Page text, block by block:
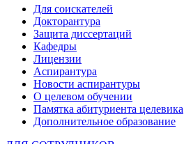
Для соискателей
Докторантура
Защита диссертаций
Кафедры
Лицензии
Аспирантура
Новости аспирантуры
О целевом обучении
Памятка абитуриента целевика
Дополнительное образование